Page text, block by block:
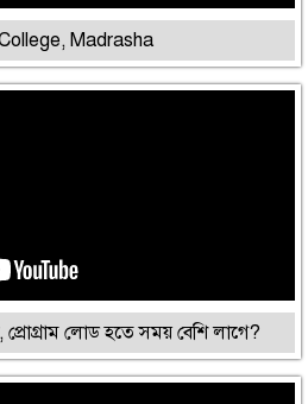
Madrasha
প্রোগ্রাম লোড হতে সময় বেশি লাগে?